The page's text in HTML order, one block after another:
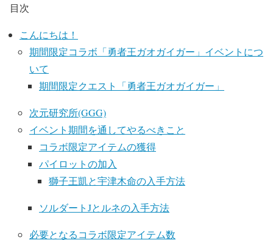
目次
こんにちは！
期間限定コラボ「勇者王ガオガイガー」イベントにつ
いて
期間限定クエスト「勇者王ガオガイガー」
次元研究所(GGG)
イベント期間を通してやるべきこと
コラボ限定アイテムの獲得
パイロットの加入
獅子王凱と宇津木命の入手方法
ソルダートJとルネの入手方法
必要となるコラボ限定アイテム数